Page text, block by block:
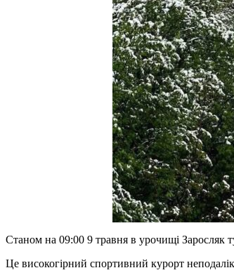
Станом на 09:00 9 травня в урочищі Заросляк
Це високогірний спортивний курорт